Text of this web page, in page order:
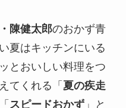
陳健太郎のおかず青
夏はキッチンにいる
とおいしい料理をつ
てくれる「 夏の疾走
スピードおかず」と